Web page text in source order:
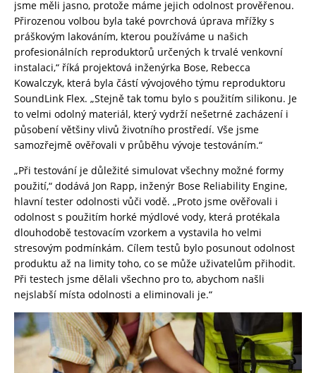
jsme měli jasno, protože máme jejich odolnost prověřenou.
Přirozenou volbou byla také povrchová úprava mřížky s
práškovým lakováním, kterou používáme u našich
profesionálních reproduktorů určených k trvalé venkovní
instalaci,“ říká projektová inženýrka Bose, Rebecca
Kowalczyk, která byla částí vývojového týmu reproduktoru
SoundLink Flex. „Stejně tak tomu bylo s použitím silikonu. Je
to velmi odolný materiál, který vydrží nešetrné zacházení i
působení většiny vlivů životního prostředí. Vše jsme
samozřejmě ověřovali v průběhu vývoje testováním.“
„Při testování je důležité simulovat všechny možné formy
použití,“ dodává Jon Rapp, inženýr Bose Reliability Engine,
hlavní tester odolnosti vůči vodě. „Proto jsme ověřovali i
odolnost s použitím horké mýdlové vody, která protékala
dlouhodobě testovacím vzorkem a vystavila ho velmi
stresovým podmínkám. Cílem testů bylo posunout odolnost
produktu až na limity toho, co se může uživatelům přihodit.
Při testech jsme dělali všechno pro to, abychom našli
nejslabší místa odolnosti a eliminovali je.“